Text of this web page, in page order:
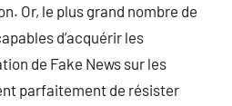
Or, le plus grand nombre de
d’acquérir les
de Fake News sur les
parfaitement de résister